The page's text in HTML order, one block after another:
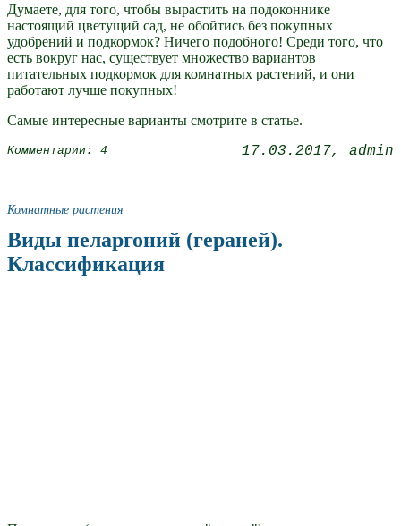
Думаете, для того, чтобы вырастить на подоконнике
настоящий цветущий сад, не обойтись без покупных
удобрений и подкормок? Ничего подобного! Среди того, что
есть вокруг нас, существует множество вариантов
питательных подкормок для комнатных растений, и они
работают лучше покупных!
Самые интересные варианты смотрите в статье.
Комментарии: 4 17.03.2017 admin
Комнатные растения
Виды пеларгоний (гераней).
Классификация